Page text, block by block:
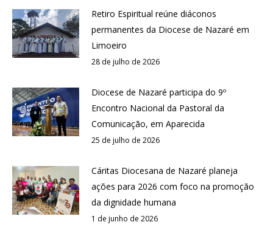
Retiro Espiritual reúne diáconos
permanentes da Diocese de Nazaré em
Limoeiro
28 de julho de 2026
Diocese de Nazaré participa do 9º
Encontro Nacional da Pastoral da
Comunicação, em Aparecida
25 de julho de 2026
Cáritas Diocesana de Nazaré planeja
ações para 2026 com foco na promoção
da dignidade humana
1 de junho de 2026